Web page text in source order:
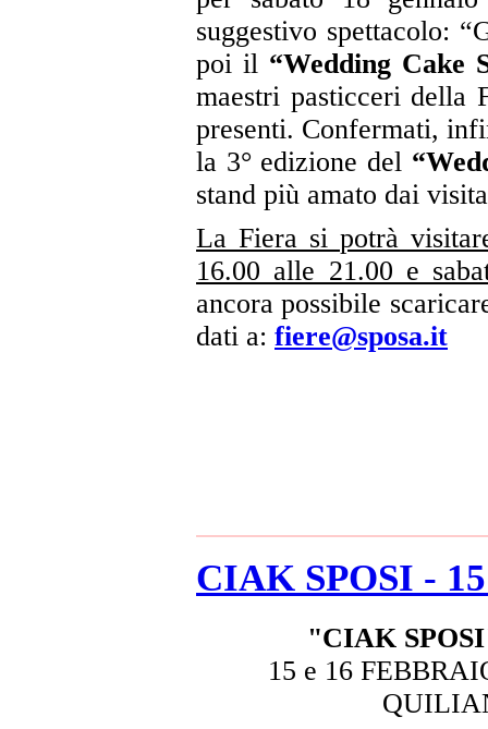
suggestivo spettacolo:
poi il “Wedding Cake
maestri pasticceri della
presenti. Confermati,
la 3° edizione del
stand più amato dai
La Fiera si potrà
16.00 alle 21.00 e
ancora possibile
dati a: fiere@sposa.it
CIAK SPOSI -
"CIAK
15 e 16